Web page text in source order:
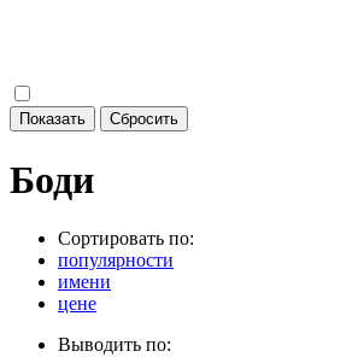
Боди
Сортировать по:
популярности
имени
цене
Выводить по: